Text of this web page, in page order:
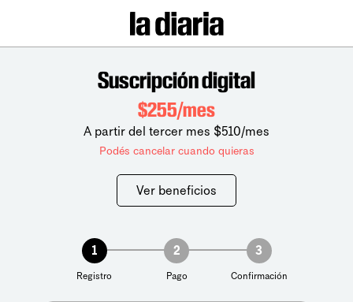
Suscripción digital
$255/mes
A partir del tercer mes $510/mes
Podés cancelar cuando quieras
Ver beneficios
1
Registro
2
Pago
3
Confirmación